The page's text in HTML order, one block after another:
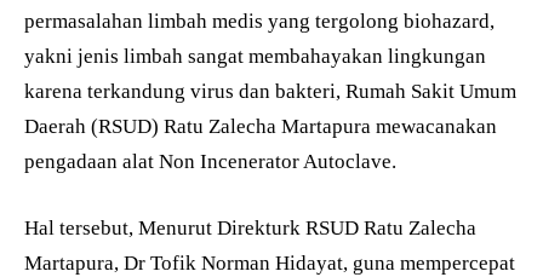
permasalahan limbah medis yang tergolong biohazard,
yakni jenis limbah sangat membahayakan lingkungan
karena terkandung virus dan bakteri, Rumah Sakit Umum
Daerah (RSUD) Ratu Zalecha Martapura mewacanakan
pengadaan alat Non Incenerator Autoclave.
Hal tersebut, Menurut Direkturk RSUD Ratu Zalecha
Martapura, Dr Tofik Norman Hidayat, guna mempercepat